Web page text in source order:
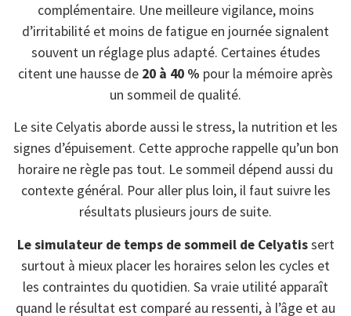
complémentaire. Une meilleure vigilance, moins
d’irritabilité et moins de fatigue en journée signalent
souvent un réglage plus adapté. Certaines études
citent une hausse de 20 à 40 % pour la mémoire après
un sommeil de qualité.
Le site Celyatis aborde aussi le stress, la nutrition et les
signes d’épuisement. Cette approche rappelle qu’un bon
horaire ne règle pas tout. Le sommeil dépend aussi du
contexte général. Pour aller plus loin, il faut suivre les
résultats plusieurs jours de suite.
Le simulateur de temps de sommeil de Celyatissert
surtout à mieux placer les horaires selon les cycles et
les contraintes du quotidien. Sa vraie utilité apparaît
quand le résultat est comparé au ressenti, à l’âge et au